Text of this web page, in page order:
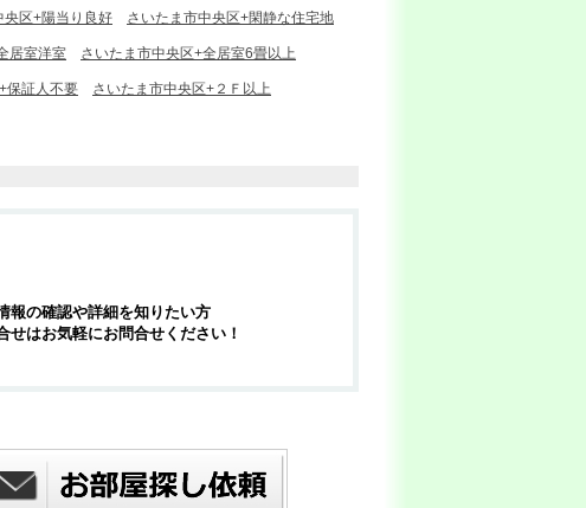
央区+陽当り良好 さいたま市中央区+閑静な住宅地
居室洋室 さいたま市中央区+全居室6畳以上
保証人不要 さいたま市中央区+２Ｆ以上
報の確認や詳細を知りたい方
せはお気軽にお問合せください！